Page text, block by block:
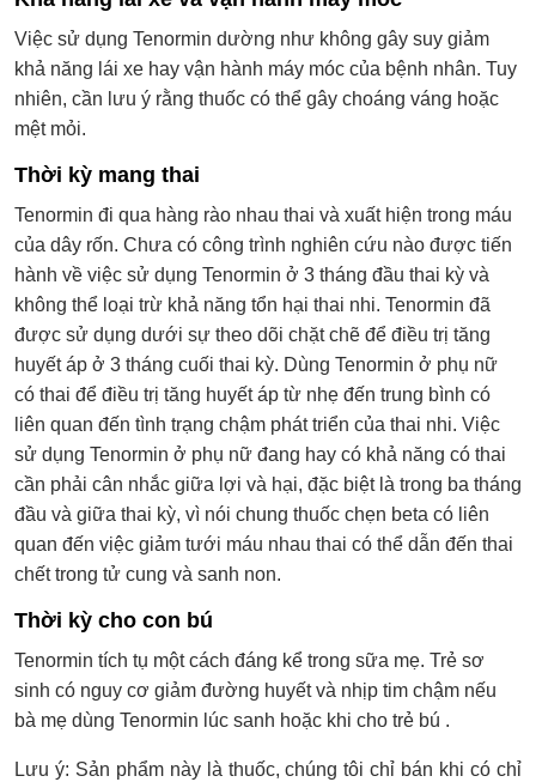
Việc sử dụng Tenormin dường như không gây suy giảm
khả năng lái xe hay vận hành máy móc của bệnh nhân. Tuy
nhiên, cần lưu ý rằng thuốc có thể gây choáng váng hoặc
mệt mỏi.
Thời kỳ mang thai
Tenormin đi qua hàng rào nhau thai và xuất hiện trong máu
của dây rốn. Chưa có công trình nghiên cứu nào được tiến
hành về việc sử dụng Tenormin ở 3 tháng đầu thai kỳ và
không thể loại trừ khả năng tổn hại thai nhi. Tenormin đã
được sử dụng dưới sự theo dõi chặt chẽ để điều trị tăng
huyết áp ở 3 tháng cuối thai kỳ. Dùng Tenormin ở phụ nữ
có thai để điều trị tăng huyết áp từ nhẹ đến trung bình có
liên quan đến tình trạng chậm phát triển của thai nhi. Việc
sử dụng Tenormin ở phụ nữ đang hay có khả năng có thai
cần phải cân nhắc giữa lợi và hại, đặc biệt là trong ba tháng
đầu và giữa thai kỳ, vì nói chung thuốc chẹn beta có liên
quan đến việc giảm tưới máu nhau thai có thể dẫn đến thai
chết trong tử cung và sanh non.
Thời kỳ cho con bú
Tenormin tích tụ một cách đáng kể trong sữa mẹ. Trẻ sơ
sinh có nguy cơ giảm đường huyết và nhịp tim chậm nếu
bà mẹ dùng Tenormin lúc sanh hoặc khi cho trẻ bú .
Lưu ý: Sản phẩm này là thuốc, chúng tôi chỉ bán khi có chỉ